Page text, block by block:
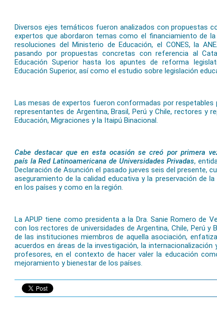
Diversos ejes temáticos fueron analizados con propuestas
expertos que abordaron temas como el financiamiento de
resoluciones del Ministerio de Educación, el CONES, la
pasando por propuestas concretas con referencia al
Educación Superior hasta los apuntes de reforma
Educación Superior, así como el estudio sobre legislación
Las mesas de expertos fueron conformadas por respetables
representantes de Argentina, Brasil, Perú y Chile, rectores y
Educación, Migraciones y la Itaipú Binacional.
Cabe destacar que en esta ocasión se creó por primera
país la Red Latinoamericana de Universidades Privadas,
Declaración de Asunción el pasado jueves seis del presente,
aseguramiento de la calidad educativa y la preservación de
en los países y como en la región.
La APUP tiene como presidenta a la Dra. Sanie Romero de
con los rectores de universidades de Argentina, Chile, Perú y
de las instituciones miembros de aquella asociación,
acuerdos en áreas de la investigación, la
profesores, en el contexto de hacer valer la educación
mejoramiento y bienestar de los países.